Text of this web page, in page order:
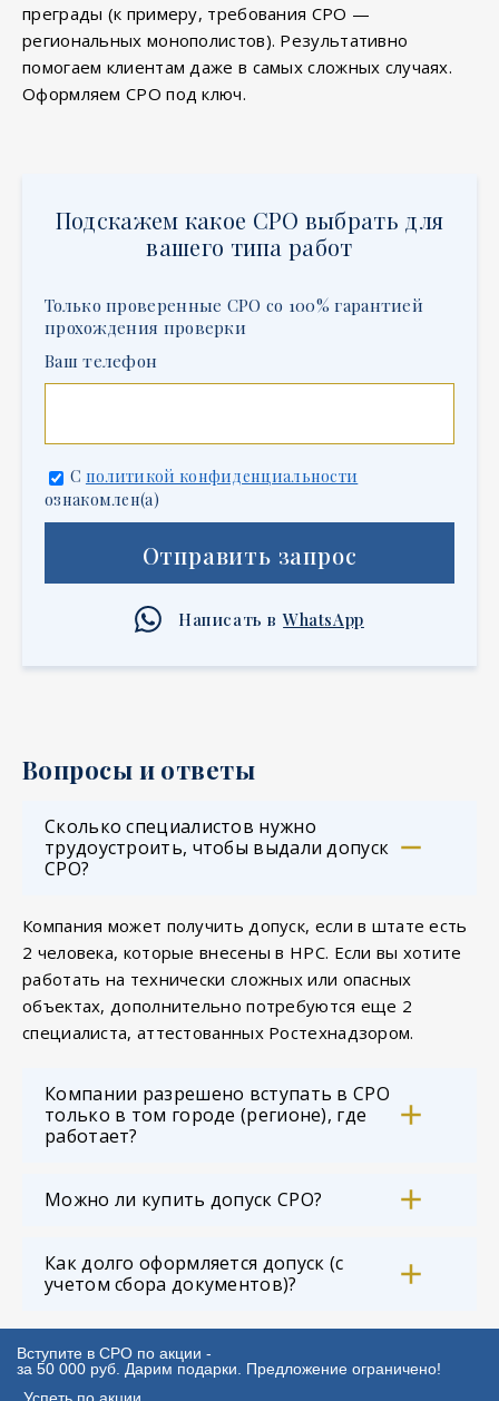
Вступите в СРО по акции -
за 50 000 руб. Дарим подарки. Предложение ограничено!
преграды (к примеру, требования СРО —
региональных монополистов). Результативно
помогаем клиентам даже в самых сложных случаях.
Оформляем СРО под ключ.
Подскажем какое СРО выбрать для
вашего типа работ
Только проверенные СРО со 100% гарантией
прохождения проверки
Ваш телефон
С политикой конфиденциальности
ознакомлен(а)
Отправить запрос
Написать в WhatsApp
Вопросы и ответы
Сколько специалистов нужно
трудоустроить, чтобы выдали допуск
СРО?
Компания может получить допуск, если в штате есть
2 человека, которые внесены в НРС. Если вы хотите
работать на технически сложных или опасных
объектах, дополнительно потребуются еще 2
специалиста, аттестованных Ростехнадзором.
Компании разрешено вступать в СРО
только в том городе (регионе), где
работает?
Можно ли купить допуск СРО?
Как долго оформляется допуск (с
учетом сбора документов)?